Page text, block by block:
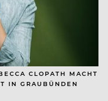
CLOPATH MACHT
IN GRAUBÜNDEN